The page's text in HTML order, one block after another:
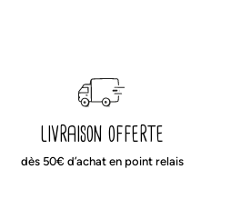
livraison offerte
dès 50€ d’achat en point relais